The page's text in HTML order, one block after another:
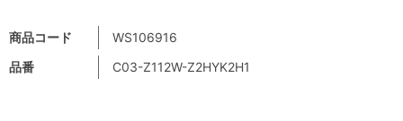
商品コード
WS106916
品番
C03-Z112W-Z2HYK2H1